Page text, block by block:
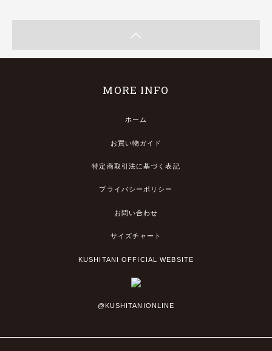
MORE INFO
ホーム
お買い物ガイド
特定商取引法に基づく表記
プライバシーポリシー
お問い合わせ
サイズチャート
KUSHITANI OFFICIAL WEBSITE
@KUSHITANIONLINE